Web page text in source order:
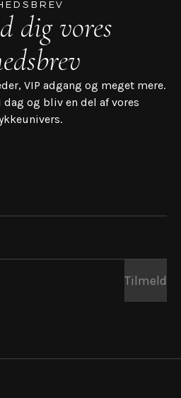
dig vores
VIP adgang og meget mere.
og bliv en del af vores
Tilmeld